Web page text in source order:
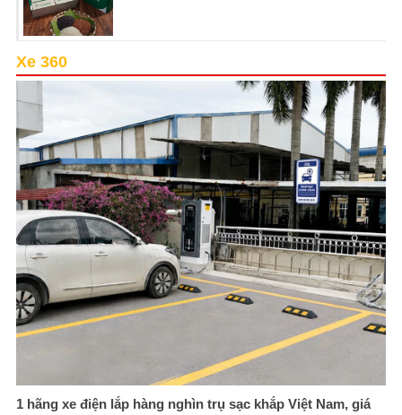
Xe 360
1 hãng xe điện lắp hàng nghìn trụ sạc khắp Việt Nam, giá